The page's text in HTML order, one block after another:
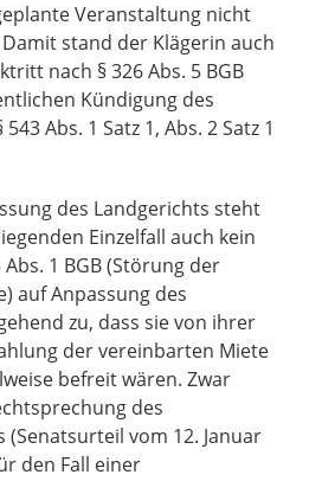
Veranstaltung nicht
stand der Klägerin auch
nach § 326 Abs. 5 BGB
Kündigung des
Abs. 1 Satz 1, Abs. 2 Satz 1
des Landgerichts steht
Einzelfall auch kein
1 BGB (Störung der
auf Anpassung des
zu, dass sie von ihrer
der vereinbarten Miete
befreit wären. Zwar
des
vom 12. Januar
den Fall einer